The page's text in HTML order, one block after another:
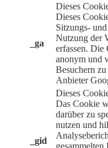
_ga
Dieses
Dieses
Sitzungs-
Nutzung der
erfassen. Die
anonym und
Besuchern
Anbieter
_gid
Dieses
Das Cookie
darüber zu
nutzen und